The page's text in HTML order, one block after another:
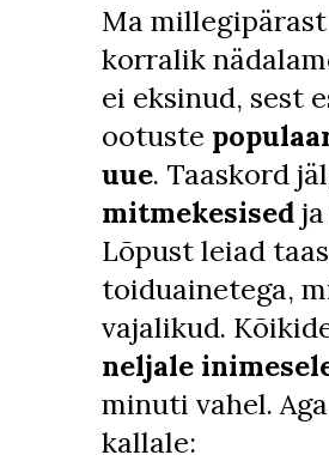
Ma
korralik
ei eksinud, sest
ootuste
uue. Taaskord
mitmekesised
Lõpust leiad taas
toiduainetega,
vajalikud.
neljale
minuti vahel.
kallale: